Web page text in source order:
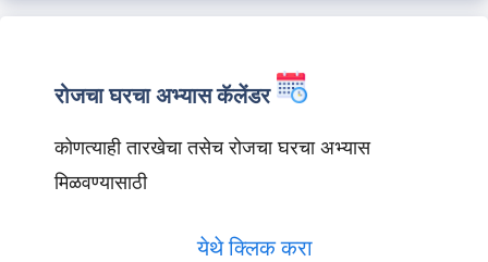
रोजचा घरचा अभ्यास कॅलेंडर
कोणत्याही तारखेचा तसेच रोजचा घरचा अभ्यास
मिळवण्यासाठी
येथे क्लिक करा